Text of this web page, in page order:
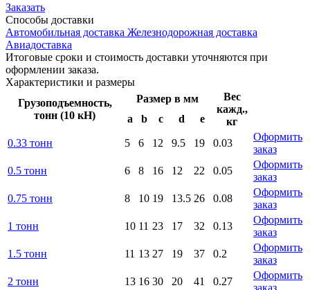
Заказать
Способы доставки
Автомобильная доставка Железнодорожная доставка
Авиадоставка
Итоговые сроки и стоимость доставки уточняются при
оформлении заказа.
Характеристики и размеры
Грузоподъемность,
тонн (10 кН)
Размер в мм
Вес
кажд.,
кг
a b c d e
0.33 тонн 5 6 12 9.5 19 0.03
Оформить
заказ
0.5 тонн
6 8 16 12 22 0.05
Оформить
заказ
0.75 тонн
8 10 19 13.5 26 0.08
Оформить
заказ
1 тонн
10 11 23 17 32 0.13
Оформить
заказ
1.5 тонн
11 13 27 19 37 0.2
Оформить
заказ
2 тонн
13 16 30 20 41 0.27
Оформить
заказ